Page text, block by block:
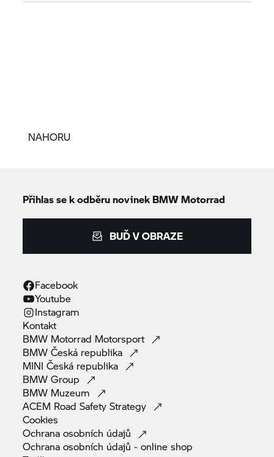
NAHORU
Přihlas se k odběru novinek BMW Motorrad
BUĎ V OBRAZE
Facebook
Youtube
Instagram
Kontakt
BMW Motorrad Motorsport
BMW Česká republika
MINI Česká republika
BMWGroup
BMW Muzeum
ACEM Road SafetyStrategy
Cookies
Ochrana osobních údajů
Ochrana osobních údajů - onlineshop